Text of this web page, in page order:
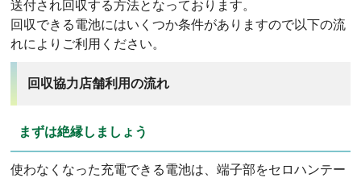
送付され回収する方法となっております。
回収できる電池にはいくつか条件がありますので以下の流
れによりご利用ください。
回収協力店舗利用の流れ
まずは絶縁しましょう
使わなくなった充電できる電池は、端子部をセロハンテー